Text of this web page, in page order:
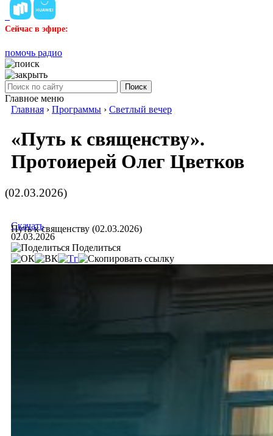
Сейчас в эфире:
помочь радио
Поиск
Главное меню
Главная › Программы › Светлый вечер
«Путь к священству».
Протоиерей Олег Цветков
(02.03.2026)
Путь к священству (02.03.2026)
Скачать
02.03.2026
Поделиться